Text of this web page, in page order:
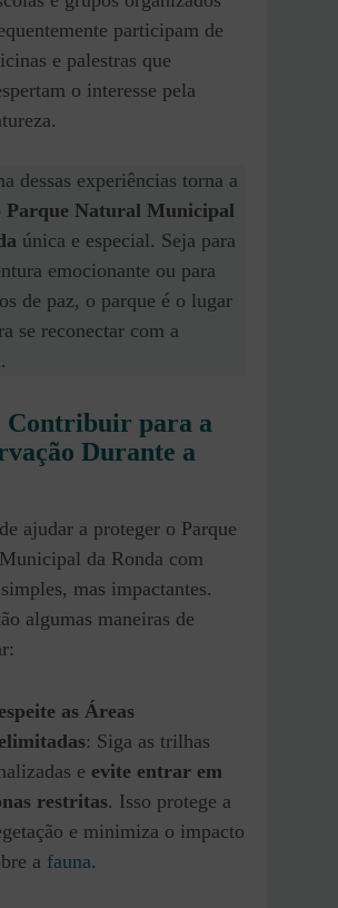
participam de
e palestras que
o interesse pela
dessas experiências torna a
Parque Natural Municipal
única e especial. Seja para
emocionante ou para
de paz, o parque é o lugar
se reconectar com a
Contribuir para a
Durante a
ajudar a proteger o Parque
da Ronda com
mas impactantes.
algumas maneiras de
as Áreas
: Siga as trilhas
e evite entrar em
restritas. Isso protege a
e minimiza o impacto
a fauna.